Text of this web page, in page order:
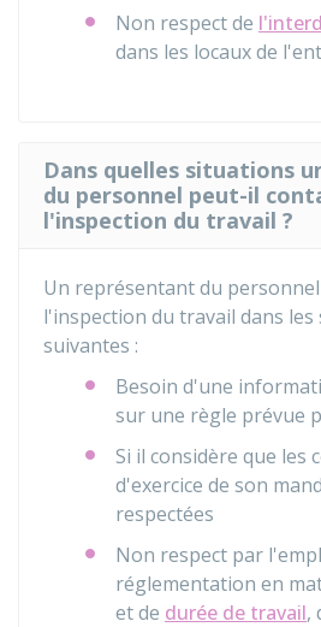
Non respect de
dans les locaux de
Dans quelles situations
du personnel peut-il
l'inspection du travail ?
Un représentant du
l'inspection du travail dans
suivantes :
Besoin d'une
sur une règle prévue
Si il considère que les
d'exercice de son
respectées
Non respect par
réglementation en
et de durée de travail,